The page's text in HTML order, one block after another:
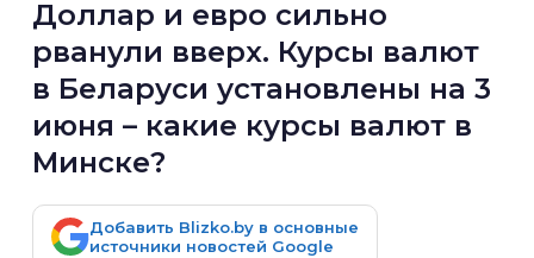
Доллар и евро сильно
рванули вверх. Курсы валют
в Беларуси установлены на 3
июня – какие курсы валют в
Минске?
Добавить Blizko.by в основные
источники новостей Google